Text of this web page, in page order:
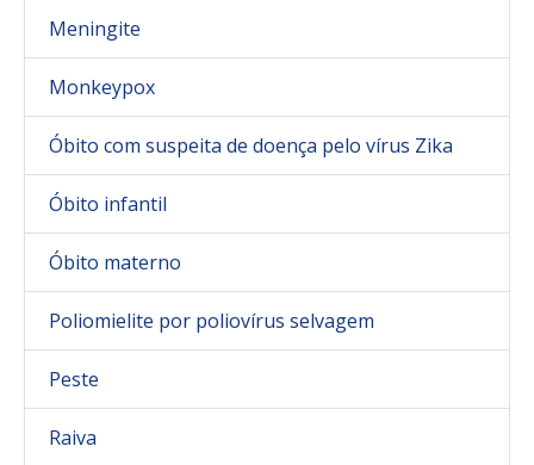
Meningite
Monkeypox
Óbito com suspeita de doença pelo vírus Zika
Óbito infantil
Óbito materno
Poliomielite por poliovírus selvagem
Peste
Raiva